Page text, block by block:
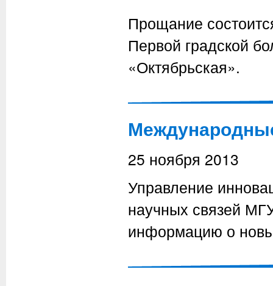
Прощание
Первой градской
«Октябрьская».
25 ноября 2013
Управление
научных связей
информацию о